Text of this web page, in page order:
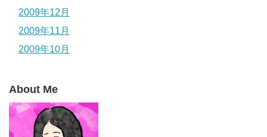
2009年12月
2009年11月
2009年10月
About Me